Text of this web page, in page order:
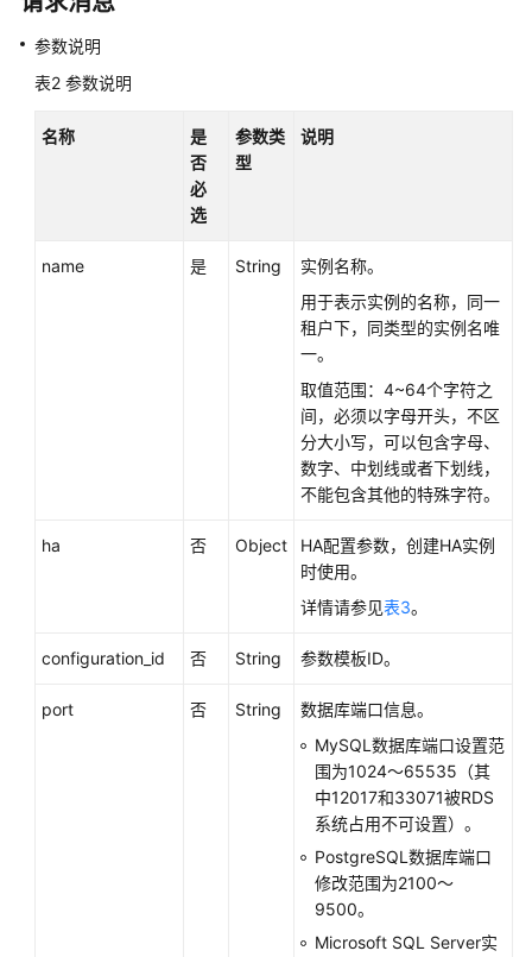
考
参
更
参数说明
表2 参数说明
名称
是
否
必
选
参数类
型
说明
name 是 String
实例名称。
用于表示实例的名称，同一
租户下，同类型的实例名唯
一。
取值范围：4~64个字符之
间，必须以字母开头，不区
分大小写，可以包含字母、
数字、中划线或者下划线，
不能包含其他的特殊字符。
ha 否 Object
HA配置参数，创建HA实例
时使用。
详情请参见表3。
configuration_id 否 String 参数模板ID。
port 否 String
数据库端口信息。
MySQL数据库端口设置范
围为1024～65535（其
中12017和33071被RDS
系统占用不可设置）。
PostgreSQL数据库端口
修改范围为2100～
9500。
Microsoft SQL Server实